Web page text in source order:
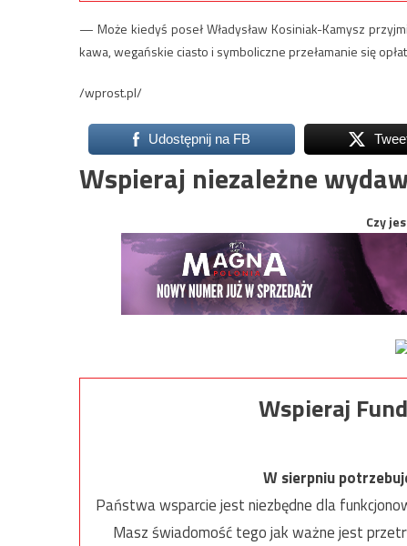
— Może kiedyś poseł Władysław Kosiniak-Kamysz
kawa, wegańskie ciasto i symboliczne przełamanie się
/wprost.pl/
Udostępnij na FB
Wspieraj niezależne
Czy
Wspieraj
W sierpniu
Państwa wsparcie jest niezbędne dla
Masz świadomość tego jak ważne jest